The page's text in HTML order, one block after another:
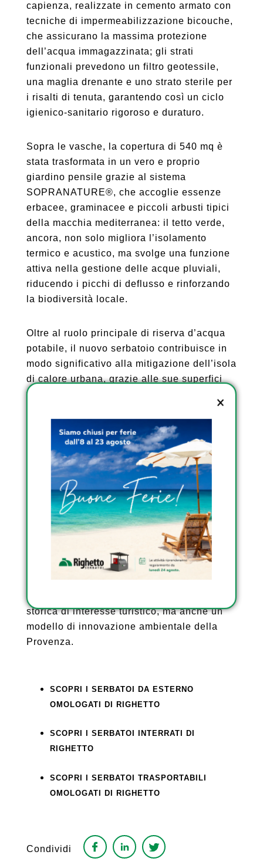
capienza, realizzate in cemento armato con
tecniche di impermeabilizzazione bicouche,
che assicurano la massima protezione
dell’acqua immagazzinata; gli strati
funzionali prevedono un filtro geotessile,
una maglia drenante e uno strato sterile per
i risalti di tenuta, garantendo così un ciclo
igienico-sanitario rigoroso e duraturo.
Sopra le vasche, la copertura di 540 mq è
stata trasformata in un vero e proprio
giardino pensile grazie al sistema
SOPRANATURE®, che accoglie essenze
erbacee, graminacee e piccoli arbusti tipici
della macchia mediterranea: il tetto verde,
ancora, non solo migliora l’isolamento
termico e acustico, ma svolge una funzione
attiva nella gestione delle acque pluviali,
riducendo i picchi di deflusso e rinforzando
la biodiversità locale.
Oltre al ruolo principale di riserva d’acqua
potabile, il nuovo serbatoio contribuisce in
modo significativo alla mitigazione dell’isola
di calore urbana, grazie alle sue superfici
vegetali capaci di abbassare le temperature
acque meteoriche, rallentando il
ruscellamento e favorendo l’infiltrazione,
inoltre, riduce inoltre la pressione sui
sistemi di drenaggio pubblico durante eventi
meteorologici intensi.
Nel futuro, il Comune intende monitorare
costantemente le prestazioni del sistema e
valutare possibili estensioni del verde
pensile, così da ampliare ulteriormente il
potenziale ecologico dell’opera. L’obiettivo
è fare di Forcalquier non solo una città
storica di interesse turistico, ma anche un
modello di innovazione ambientale della
Provenza.
SCOPRI I SERBATOI DA ESTERNO
OMOLOGATI DI RIGHETTO
SCOPRI I SERBATOI INTERRATI DI
RIGHETTO
SCOPRI I SERBATOI TRASPORTABILI
OMOLOGATI DI RIGHETTO
Condividi